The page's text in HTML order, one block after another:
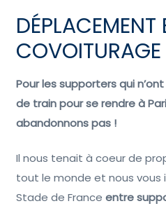
DÉPLACEMENT
COVOITURAGE
Pour les supporters qui
de train pour se rendre à
abandonnons pas !
Il nous tenait à coeur de
tout le monde et nous vous
Stade de France entre